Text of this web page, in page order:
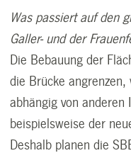
Was passiert auf den
Galler- und der
Die Bebauung der
die Brücke
abhängig von
beispielsweise der
Deshalb planen die